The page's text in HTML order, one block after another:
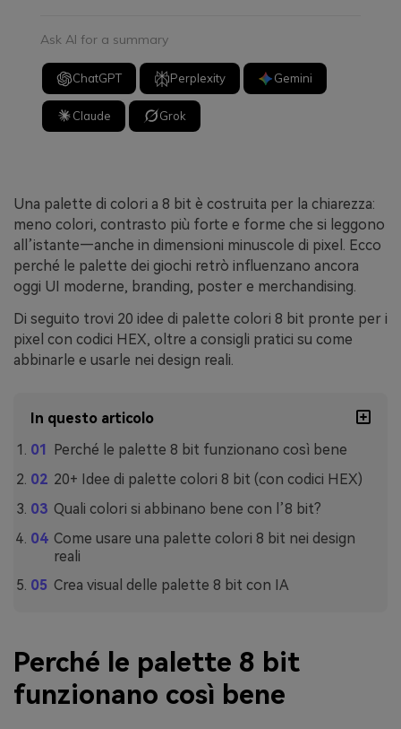
Ask AI for a summary
ChatGPT Perplexity Gemini
Claude Grok
Una palette di colori a 8 bit è costruita per la chiarezza:
meno colori, contrasto più forte e forme che si leggono
all’istante—anche in dimensioni minuscole di pixel. Ecco
perché le palette dei giochi retrò influenzano ancora
oggi UI moderne, branding, poster e merchandising.
Di seguito trovi 20 idee di palette colori 8 bit pronte per i
pixel con codici HEX, oltre a consigli pratici su come
abbinarle e usarle nei design reali.
In questo articolo
Perché le palette 8 bit funzionano così bene
20+ Idee di palette colori 8 bit (con codici HEX)
Quali colori si abbinano bene con l’8 bit?
Come usare una palette colori 8 bit nei design
reali
Crea visual delle palette 8 bit con IA
Perché le palette 8 bit
funzionano così bene